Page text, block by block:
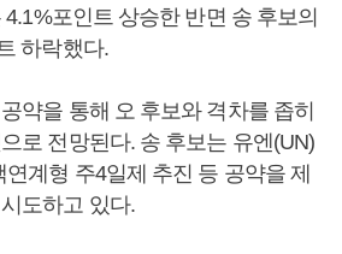
포인트 상승한 반면 송 후보의
하락했다.
약을 통해 오 후보와 격차를 좁히
로 전망된다. 송 후보는 유엔(UN)
계형 주4일제 추진 등 공약을 제
도하고 있다.